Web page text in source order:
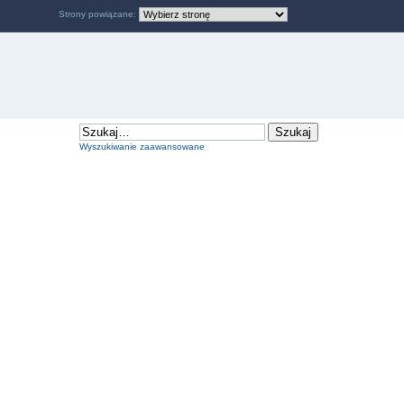
Wyszukiwanie zaawansowane
Strony powiązane: